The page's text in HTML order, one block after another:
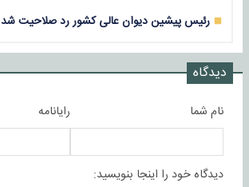
رئیس پیشین دیوان عالی کشور رد صلاحیت شد
دیدگاه
نام شما رایانامه
دیدگاه خود را اینجا بنویسید: